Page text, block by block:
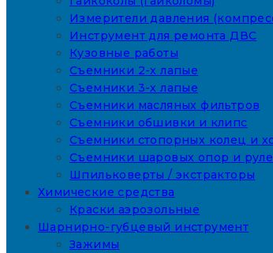
Измерители давления
Инструмент для ремонта ДВС
Кузовные работы
Съемники 2-х лапые
Съемники 3-х лапые
Съемники масляных фильтров
Съемники обшивки и клипс
Съемники стопорных колец и
Съемники шаровых опор и
Шпильковерты / экстракторы
Химические средства
Краски аэрозольные
Шарнирно-губцевый инструмент
Зажимы